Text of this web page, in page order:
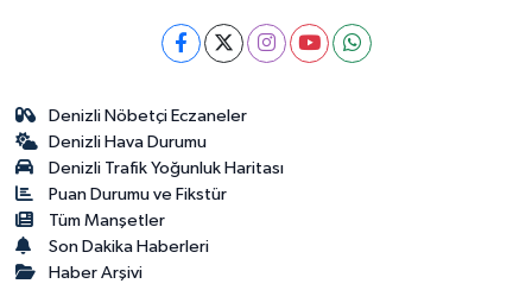
Denizli Nöbetçi Eczaneler
Denizli Hava Durumu
Denizli Trafik Yoğunluk Haritası
Puan Durumu ve Fikstür
Tüm Manşetler
Son Dakika Haberleri
Haber Arşivi